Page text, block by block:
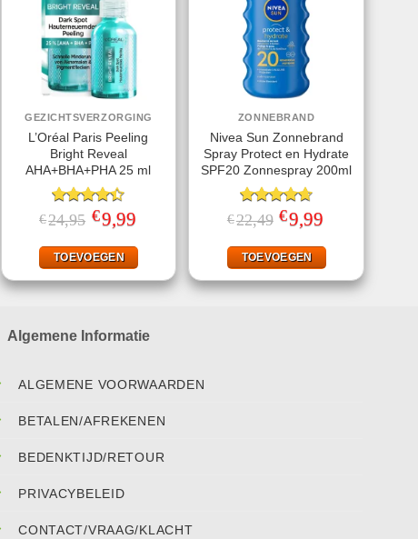
GEZICHTSVERZORGING
L’Oréal Paris Peeling
Bright Reveal
AHA+BHA+PHA 25 ml
Gewaardeerd
4.40 uit 5
€24,95 Oorspronkelijke
prijs
€24,95.
€9,99Huidige
€9,99.
TOEVOEGEN
ZONNEBRAND
Nivea Sun Zonnebrand
Spray Protect en Hydrate
SPF20 Zonnespray 200ml
Gewaardeerd
4.67uit 5
€22,49 Oorspronkelijke
prijs
€22,49.
€9,99
€9,99.
TOEVOEGEN
Algemene Informatie
ALGEMENE VOORWAARDEN
BETALEN/AFREKENEN
BEDENKTIJD/RETOUR
PRIVACYBELEID
CONTACT/VRAAG/KLACHT